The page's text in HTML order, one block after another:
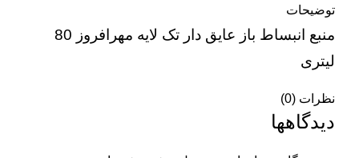
توضیحات
منبع انبساط باز عایق دار تک لایه مهرافروز 80
لیتری
نظرات (0)
دیدگاهها